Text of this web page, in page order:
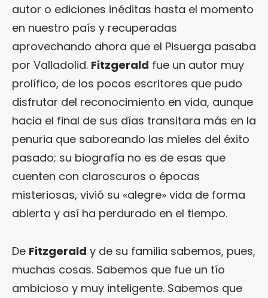
autor o ediciones inéditas hasta el momento
en nuestro país y recuperadas
aprovechando ahora que el Pisuerga pasaba
por Valladolid. Fitzgerald fue un autor muy
prolífico, de los pocos escritores que pudo
disfrutar del reconocimiento en vida, aunque
hacia el final de sus días transitara más en la
penuria que saboreando las mieles del éxito
pasado; su biografía no es de esas que
cuenten con claroscuros o épocas
misteriosas, vivió su «alegre» vida de forma
abierta y así ha perdurado en el tiempo.
De Fitzgerald y de su familia sabemos, pues,
muchas cosas. Sabemos que fue un tío
ambicioso y muy inteligente. Sabemos que